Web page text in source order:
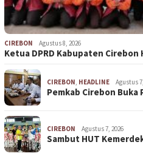
CIREBON Agustus 8, 2026
Ketua DPRD Kabupaten
CIREBON, HEADLINE Agustus
Pemkab Cirebon
CIREBON Agustus 7, 2026
Sambut HUT